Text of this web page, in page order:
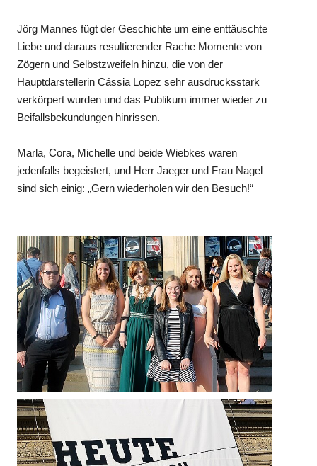
Jörg Mannes fügt der Geschichte um eine enttäuschte
Liebe und daraus resultierender Rache Momente von
Zögern und Selbstzweifeln hinzu, die von der
Hauptdarstellerin Cássia Lopez sehr ausdrucksstark
verkörpert wurden und das Publikum immer wieder zu
Beifallsbekundungen hinrissen.
Marla, Cora, Michelle und beide Wiebkes waren
jedenfalls begeistert, und Herr Jaeger und Frau Nagel
sind sich einig: „Gern wiederholen wir den Besuch!“